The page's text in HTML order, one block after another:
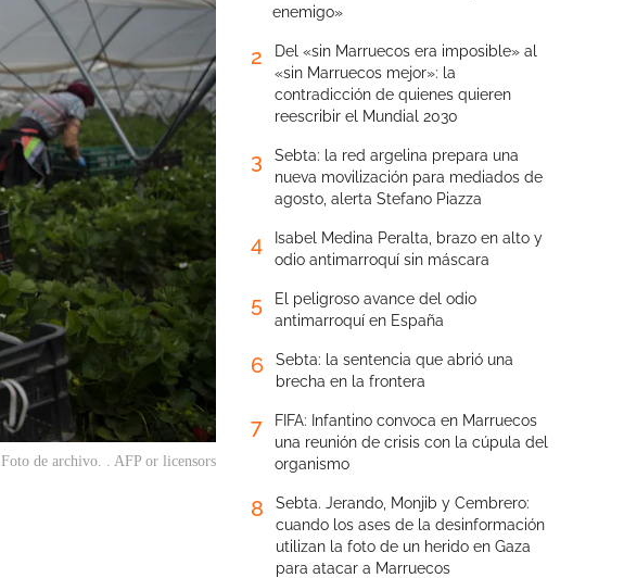
Foto de archivo. . AFP or licensors
enemigo»
2
Del «sin Marruecos era imposible» al
«sin Marruecos mejor»: la
contradicción de quienes quieren
reescribir el Mundial 2030
3
Sebta: la red argelina prepara una
nueva movilización para mediados de
agosto, alerta Stefano Piazza
4
Isabel Medina Peralta, brazo en alto y
odio antimarroquí sin máscara
5
El peligroso avance del odio
antimarroquí en España
6
Sebta: la sentencia que abrió una
brecha en la frontera
7
FIFA: Infantino convoca en Marruecos
una reunión de crisis con la cúpula del
organismo
8
Sebta. Jerando, Monjib y Cembrero:
cuando los ases de la desinformación
utilizan la foto de un herido en Gaza
para atacar a Marruecos